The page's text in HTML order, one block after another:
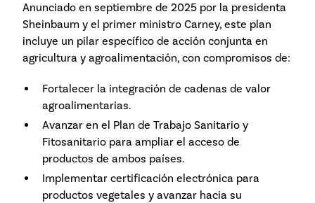
Anunciado en septiembre de 2025 por la presidenta
Sheinbaum y el primer ministro Carney, este plan
incluye un pilar específico de acción conjunta en
agricultura y agroalimentación, con compromisos de:
Fortalecer la integración de cadenas de valor
agroalimentarias.
Avanzar en el Plan de Trabajo Sanitario y
Fitosanitario para ampliar el acceso de
productos de ambos países.
Implementar certificación electrónica para
productos vegetales y avanzar hacia su